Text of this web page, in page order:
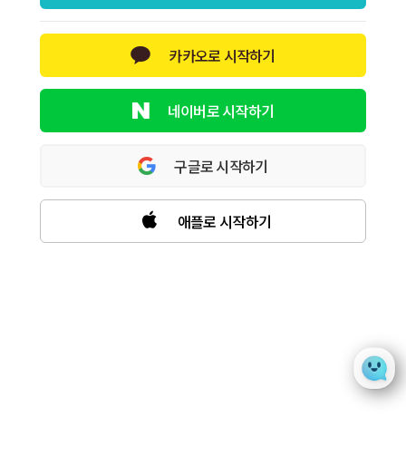
카카오로 시작하기
네이버로 시작하기
구글로 시작하기
애플로 시작하기